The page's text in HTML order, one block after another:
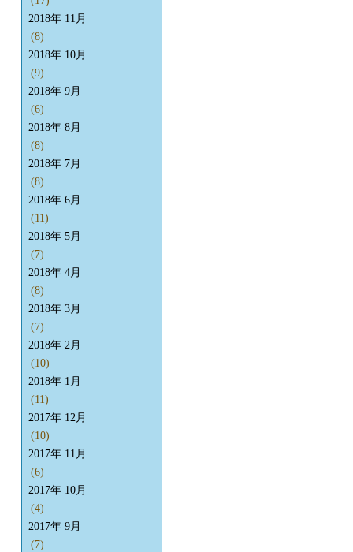
2018年 11月
(8)
2018年 10月
(9)
2018年 9月
(6)
2018年 8月
(8)
2018年 7月
(8)
2018年 6月
(11)
2018年 5月
(7)
2018年 4月
(8)
2018年 3月
(7)
2018年 2月
(10)
2018年 1月
(11)
2017年 12月
(10)
2017年 11月
(6)
2017年 10月
(4)
2017年 9月
(7)